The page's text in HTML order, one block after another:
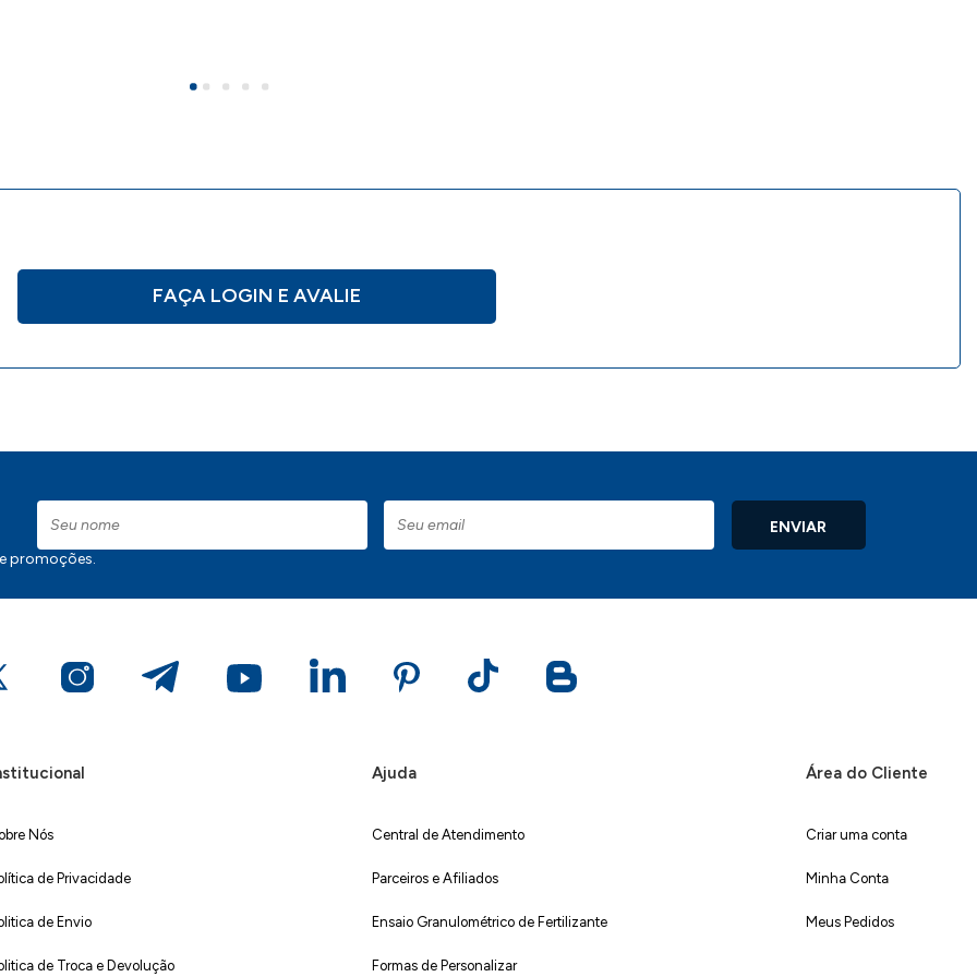
FAÇA LOGIN E AVALIE
promoções.
ENVIAR
Nós
de Privacidade
de Envio
de Troca e Devolução
Ajuda
Central de Atendimento
Parceiros e Afiliados
Ensaio Granulométrico de Fertilizante
Formas de Personalizar
Área do Cliente
Criar uma conta
Minha Conta
Meus Pedidos